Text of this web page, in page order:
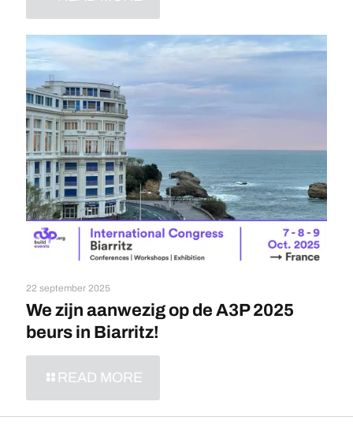
22 september 2025
We zijn aanwezig op de A3P 2025
beurs in Biarritz!
READ MORE